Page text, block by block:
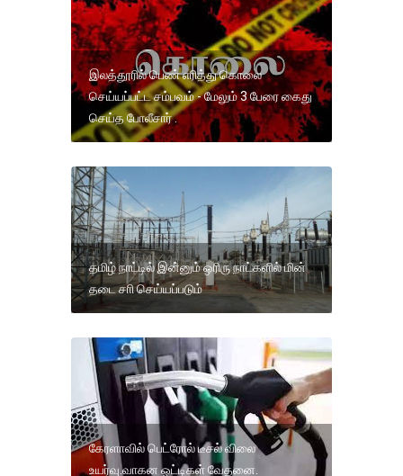
இலத்தூரில் பெண் எரித்து கொலை
செய்யப்பட்ட சம்பவம் - மேலும் 3 பேரை கைது
செய்த போலீசார் .
தமிழ் நாட்டில் இன்னும் ஒரிரு நாட்களில் மின்
தடை சாி செய்யப்படும்
கேரளாவில் பெட்ரோல் டீசல் விலை
உயர்வு.வாகன ஓட்டிகள் வேதனை.